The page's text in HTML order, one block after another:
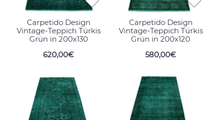
Carpetido Design
Vintage-Teppich Türkis
Grün in 200x130
620,00€
Carpetido Design
Vintage-Teppich Türkis
Grün in 200x120
580,00€